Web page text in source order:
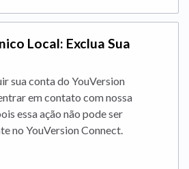
Local: Exclua Sua
sua conta do YouVersion
em contato com nossa
essa ação não pode ser
no YouVersion Connect.